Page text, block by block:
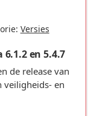
Versies.
en 5.4.7
de release van
veiligheids- en